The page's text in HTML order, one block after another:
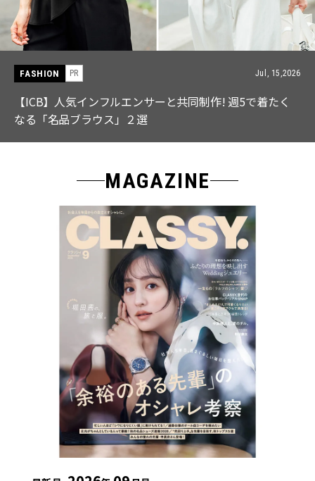
FASHION PR Jul, 15,2026
【ICB】人気インフルエンサーと共同制作! 週5で着たく
なる「名品ブラウス」２選
MAGAZINE